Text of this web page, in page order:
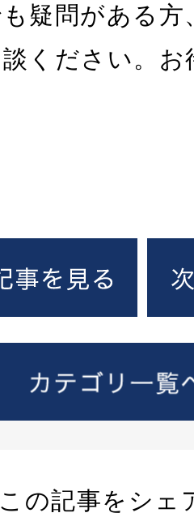
疑問がある方
ください。
この記事をシェ